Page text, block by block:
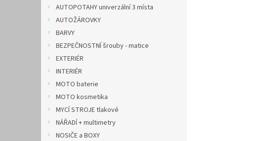
AUTOPOTAHY univerzální 3 místa
AUTOŽÁROVKY
BARVY
BEZPEČNOSTNÍ šrouby - matice
EXTERIÉR
INTERIÉR
MOTO baterie
MOTO kosmetika
MYCÍ STROJE tlakové
NÁŘADÍ + multimetry
NOSIČE a BOXY